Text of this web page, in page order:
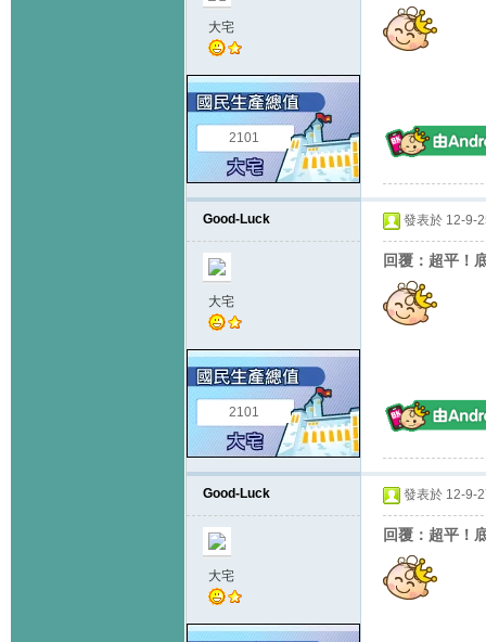
大宅
2101
Good-Luck
大宅
2101
發表於 12-9-
回覆：超平！
Good-Luck
大宅
發表於 12-9-
回覆：超平！